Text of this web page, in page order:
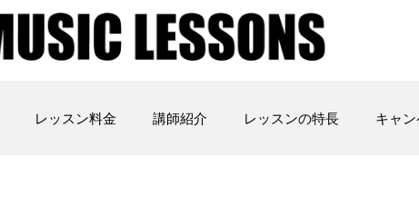
レッスン料金 講師紹介 レッスンの特長 キャ